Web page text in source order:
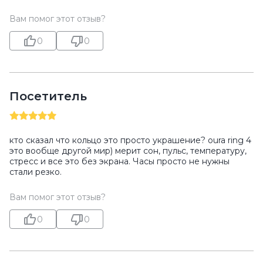
Вам помог этот отзыв?
0 0
Посетитель
кто сказал что кольцо это просто украшение? oura ring 4
это вообще другой мир) мерит сон, пульс, температуру,
стресс и все это без экрана. Часы просто не нужны
стали резко.
Вам помог этот отзыв?
0 0